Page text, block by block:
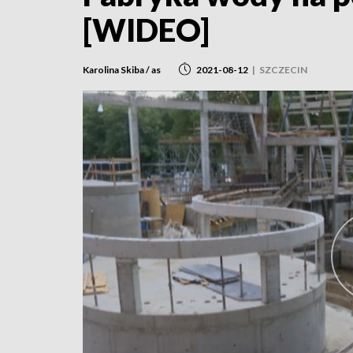
[WIDEO]
Karolina Skiba / as 2021-08-12 | SZCZECIN